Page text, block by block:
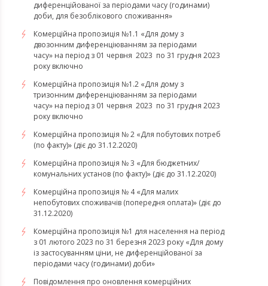
диференційованої за періодами часу (годинами)
доби, для безоблікового споживання»
Комерційна пропозиція №1.1 «Для дому з
двозонним диференціюванням за періодами
часу» на період з 01 червня 2023 по 31 грудня 2023
року включно
Комерційна пропозиція №1.2 «Для дому з
тризонним диференціюванням за періодами
часу» на період з 01 червня 2023 по 31 грудня 2023
року включно
Комерційна пропозиція № 2 «Для побутових потреб
(по факту)» (діє до 31.12.2020)
Комерційна пропозиція № 3 «Для бюджетних/
комунальних установ (по факту)» (діє до 31.12.2020)
Комерційна пропозиція № 4 «Для малих
непобутових споживачів (попередня оплата)» (діє до
31.12.2020)
Комерційна пропозиція №1 для населення на період
з 01 лютого 2023 по 31 березня 2023 року «Для дому
із застосуванням ціни, не диференційованої за
періодами часу (годинами) доби»
Повідомлення про оновлення комерційних